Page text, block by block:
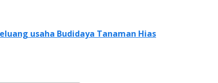
usaha Budidaya Tanaman Hias